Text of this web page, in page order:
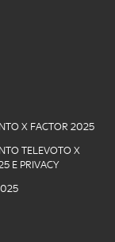
X FACTOR 2025
TELEVOTO X
E PRIVACY